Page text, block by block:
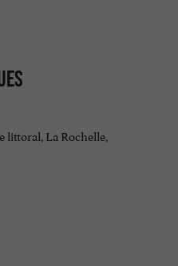
littoral, La Rochelle,